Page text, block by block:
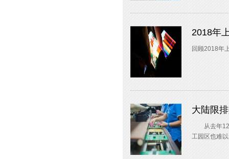
2018年
回顾2018年
大陆限
从去年12
工园区也难